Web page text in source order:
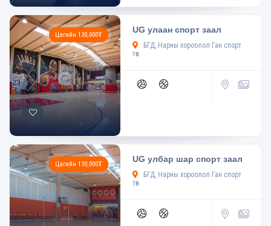
Цагийн 130,000₮
UG улаан спорт заал
БГД, Нарны хороолол Ган спорт
төв
Цагийн 130,000₮
UG улбар шар спорт заал
БГД, Нарны хороолол Ган спорт
төв